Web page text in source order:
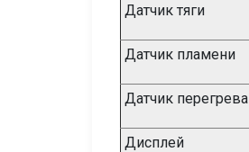
Датчик тяги
Датчик пламени
Датчик перегрева
Дисплей